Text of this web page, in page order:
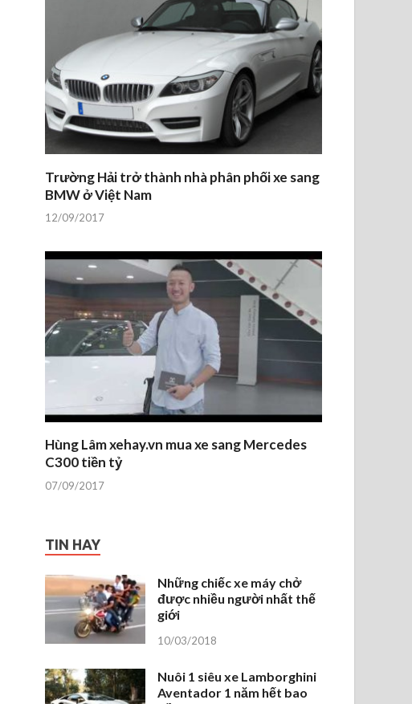
Trường Hải trở thành nhà phân phối xe sang
BMW ở Việt Nam
12/09/2017
Hùng Lâm xehay.vn mua xe sang Mercedes
C300 tiền tỷ
07/09/2017
TIN HAY
Những chiếc xe máy chở
được nhiều người nhất thế
giới
10/03/2018
Nuôi 1 siêu xe Lamborghini
Aventador 1 năm hết bao